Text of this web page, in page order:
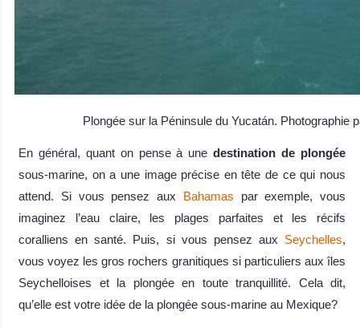
Plongée sur la Péninsule du Yucatán. Photographie
En général, quant on pense à une destination de plongée
sous-marine, on a une image précise en tête de ce qui nous
attend. Si vous pensez aux Bahamas par exemple, vous
imaginez l’eau claire, les plages parfaites et les récifs
coralliens en santé. Puis, si vous pensez aux Seychelles,
vous voyez les gros rochers granitiques si particuliers aux îles
Seychelloises et la plongée en toute tranquillité. Cela dit,
qu’elle est votre idée de la plongée sous-marine au Mexique?